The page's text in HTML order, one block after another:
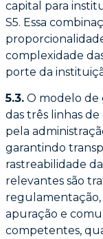
capital para
S5. Essa
complexidade
porte da
5.3. O modelo de
das três linhas
pela
garantindo
rastreabilidade
relevantes são
apuração e
competentes,